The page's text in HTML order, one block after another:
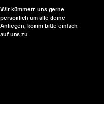
Wir kümmern uns gerne
persönlich um alle deine
Anliegen, komm bitte einfach
auf uns zu